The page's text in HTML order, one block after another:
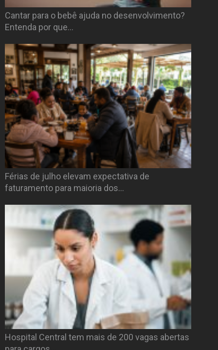
Cantar para o bebê ajuda no desenvolvimento?
Entenda por que…
Férias de julho elevam expectativa de
faturamento para maioria dos…
Hospital Central tem mais de 200 vagas abertas